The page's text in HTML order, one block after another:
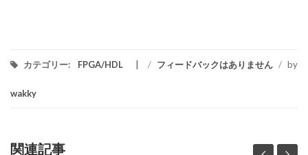
カテゴリー: FPGA/HDL / フィードバックはありません / by
wakky
関連記事